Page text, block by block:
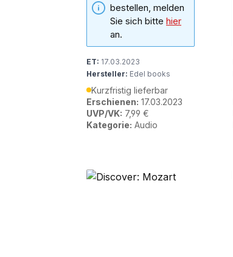
bestellen, melden
Sie sich bitte hier
an.
ET: 17.03.2023
Hersteller: Edel books
Kurzfristig lieferbar
Erschienen: 17.03.2023
UVP/VK: 7,99 €
Kategorie: Audio